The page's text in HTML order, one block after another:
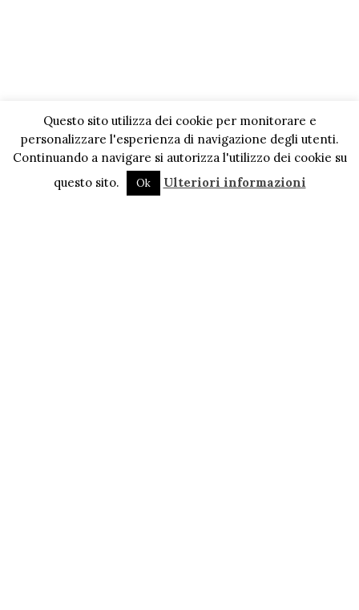
Questo sito utilizza dei cookie per monitorare e
personalizzare l'esperienza di navigazione degli utenti.
Continuando a navigare si autorizza l'utilizzo dei cookie su
questo sito.
Ok Ulteriori informazioni